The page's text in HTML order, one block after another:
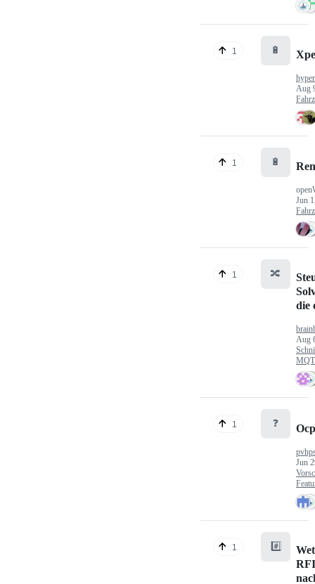
1 🔋
Aug
1 🔋
Jun
1 🔀
die
Aug
1 ❓
Jun
1 #️⃣